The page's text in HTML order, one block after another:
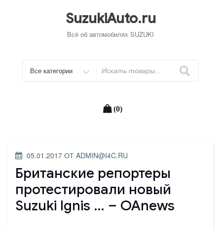
SuzukiAuto.ru
Всё об автомобилях SUZUKI
Искать
(0)
ОПУБЛИКОВАНО
05.01.2017 ОТ ADMIN@I4C.RU
Британские репортеры
протестировали новый
Suzuki Ignis … – OAnews